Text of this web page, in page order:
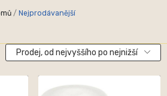
Nejprodávanější
Prodej, od nejvyššího po nejnižší